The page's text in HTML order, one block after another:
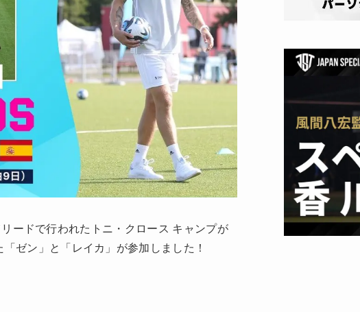
ードで行われたトニ・クロース キャンプが
ゼン」と「レイカ」が参加しました！